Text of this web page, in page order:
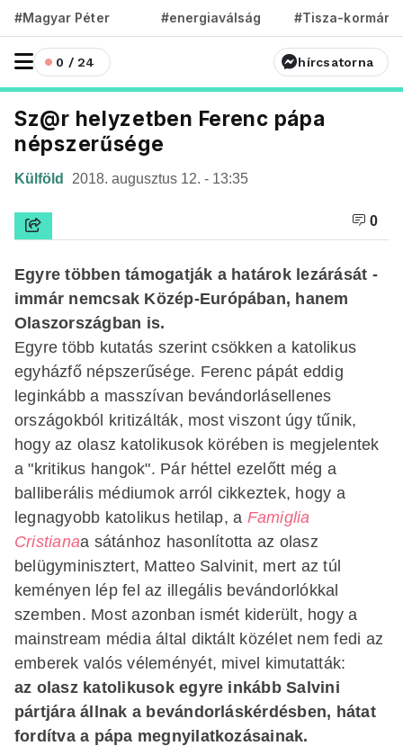
#Magyar Péter #energiaválság #Tisza-kormány
0 / 24 hírcsatorna
Sz@r helyzetben Ferenc pápa
népszerűsége
Külföld 2018. augusztus 12. - 13:35
0
Egyre többen támogatják a határok lezárását -
immár nemcsak Közép-Európában, hanem
Olaszországban is.
Egyre több kutatás szerint csökken a katolikus
egyházfő népszerűsége. Ferenc pápát eddig
leginkább a masszívan bevándorlásellenes
országokból kritizálták, most viszont úgy tűnik,
hogy az olasz katolikusok körében is megjelentek
a "kritikus hangok". Pár héttel ezelőtt még a
balliberális médiumok arról cikkeztek, hogy a
legnagyobb katolikus hetilap, a Famiglia
Cristianaa sátánhoz hasonlította az olasz
belügyminisztert, Matteo Salvinit, mert az túl
keményen lép fel az illegális bevándorlókkal
szemben. Most azonban ismét kiderült, hogy a
mainstream média által diktált közélet nem fedi az
emberek valós véleményét, mivel kimutatták:
az olasz katolikusok egyre inkább Salvini
pártjára állnak a bevándorláskérdésben, hátat
fordítva a pápa megnyilatkozásainak.